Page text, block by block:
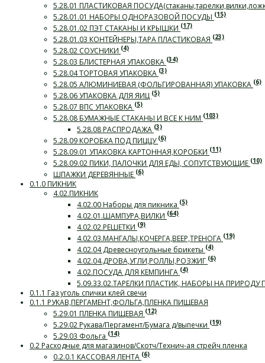
5.28.01 ПЛАСТИКОВАЯ
5.28.01.01 НАБОРЫ ОДНОРАЗОВОЙ ПОСУДЫ (15)
5.28.01.02 ПЭТ СТАКАНЫ И КРЫШКИ (17)
5.28.01.03 КОНТЕЙНЕРЫ,ТАРА ПЛАСТИКОВАЯ (23)
5.28.02 СОУСНИКИ (4)
5.28.03 БЛИСТЕРНАЯ УПАКОВКА (34)
5.28.04 ТОРТОВАЯ УПАКОВКА (3)
5.28.05 АЛЮМИНИЕВАЯ (ФОЛЬГИРОВАННАЯ) УПАКОВКА (6)
5.28.06 УПАКОВКА ДЛЯ ЯИЦ (5)
5.28.07 ВПС УПАКОВКА (5)
5.28.08 БУМАЖНЫЕ СТАКАНЫ И ВСЕ К НИМ (103)
5.28.08 РАСПРОДАЖА (3)
5.28.09 КОРОБКА ПОД ПИЦЦУ (6)
5.28.09.01 УПАКОВКА КАРТОННАЯ,КОРОБКИ (11)
5.28.09.02 ПИКИ, ПАЛОЧКИ ДЛЯ ЕДЫ, СОПУТСТВУЮЩИЕ (10)
ШПАЖКИ ДЕРЕВЯННЫЕ (6)
0.1.0 ПИКНИК
4.02.ПИКНИК
4.02.00 Наборы для пикника (5)
4.02.01.ШАМПУРА,ВИЛКИ (64)
4.02.02.РЕШЕТКИ (9)
4.02.03.МАНГАЛЫ,КОЧЕРГА,ВЕЕР,ТРЕНОГА (19)
4.02.04 Древесноугольные брикеты (4)
4.02.04.ДРОВА,УГЛИ,РОЛЛЫ,РОЗЖИГ (6)
4.02.ПОСУДА ДЛЯ КЕМПИНГА (4)
5.09.33.02.ТАРЕЛКИ ПЛАСТИК, НАБОРЫ НА ПРИРОДУ
0.1.1 Газ уголь спички клей свечи
0.1.1 РУКАВ,ПЕРГАМЕНТ,ФОЛЬГА,ПЛЕНКА ПИЩЕВАЯ
5.29.01 ПЛЕНКА ПИЩЕВАЯ (12)
5.29.02 Рукава/Пергамент/Бумага д/выпечки (19)
5.29.03 Фольга (14)
0.2 Расходные для магазинов/Скотч/Технич-ая стрейч пленка
0.2.0.1 КАССОВАЯ ЛЕНТА (6)